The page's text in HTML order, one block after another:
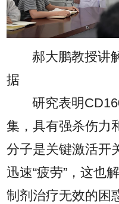
郝大鹏教授讲
据
研究表明
集，具有强杀伤力
分子是关键激活开
迅速“疲劳”，这也
制剂治疗无效的困